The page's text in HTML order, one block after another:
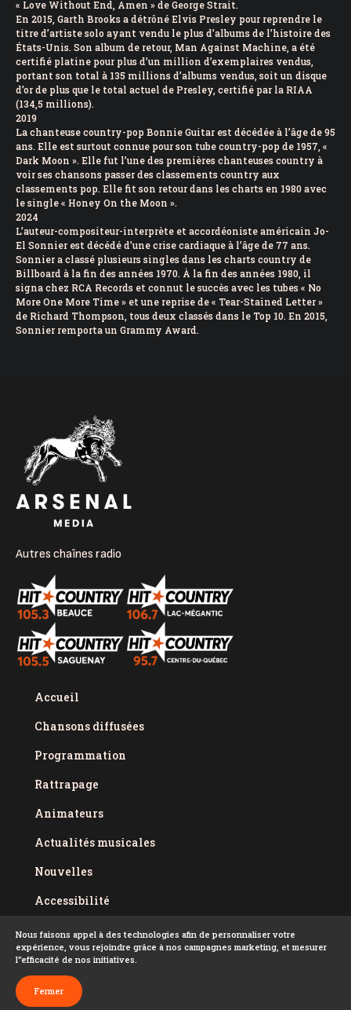
« Love Without End, Amen » de George Strait.
En 2015, Garth Brooks a détrôné Elvis Presley pour reprendre le
titre d’artiste solo ayant vendu le plus d’albums de l’histoire des
États-Unis. Son album de retour, Man Against Machine, a été
certifié platine pour plus d’un million d’exemplaires vendus,
portant son total à 135 millions d’albums vendus, soit un disque
d’or de plus que le total actuel de Presley, certifié par la RIAA
(134,5 millions).
2019
La chanteuse country-pop Bonnie Guitar est décédée à l’âge de 95
ans. Elle est surtout connue pour son tube country-pop de 1957, «
Dark Moon ». Elle fut l’une des premières chanteuses country à
voir ses chansons passer des classements country aux
classements pop. Elle fit son retour dans les charts en 1980 avec
le single « Honey On the Moon ».
2024
L’auteur-compositeur-interprète et accordéoniste américain Jo-
El Sonnier est décédé d’une crise cardiaque à l’âge de 77 ans.
Sonnier a classé plusieurs singles dans les charts country de
Billboard à la fin des années 1970. À la fin des années 1980, il
signa chez RCA Records et connut le succès avec les tubes « No
More One More Time » et une reprise de « Tear-Stained Letter »
de Richard Thompson, tous deux classés dans le Top 10. En 2015,
Sonnier remporta un Grammy Award.
Autres chaînes radio
Accueil
Chansons diffusées
Programmation
Rattrapage
Animateurs
Actualités musicales
Nouvelles
Accessibilité
Politique de confidentialité
Conditions d'utilisation
FAQ
Nous faisons appel à des technologies afin de personnaliser votre
expérience, vous rejoindre grâce à nos campagnes marketing, et mesurer
l''efficacité de nos initiatives.
Fermer